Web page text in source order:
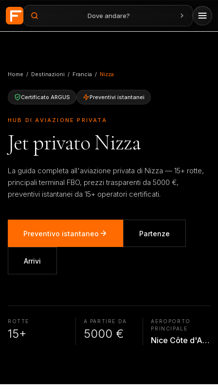
Vai al contenuto principale
Dove andare?
Home / Destinazioni / Francia / Nizza
Certificato ARGUS Preventivi istantanei
HUB DI AVIAZIONE PRIVATA
Jet privato Nizza
La guida completa all'aviazione privata di Nizza — 15+ rotte,
principali terminal FBO, prezzi trasparenti da 5000 €,
preventivi istantanei da 15+ operatori certificati.
Preventivo istantaneo Partenze
Arrivi
ROTTE
15+
A PARTIRE DA
5000 €
AEROPORTO
PRINCIPALE
Nice Côte d'Azur